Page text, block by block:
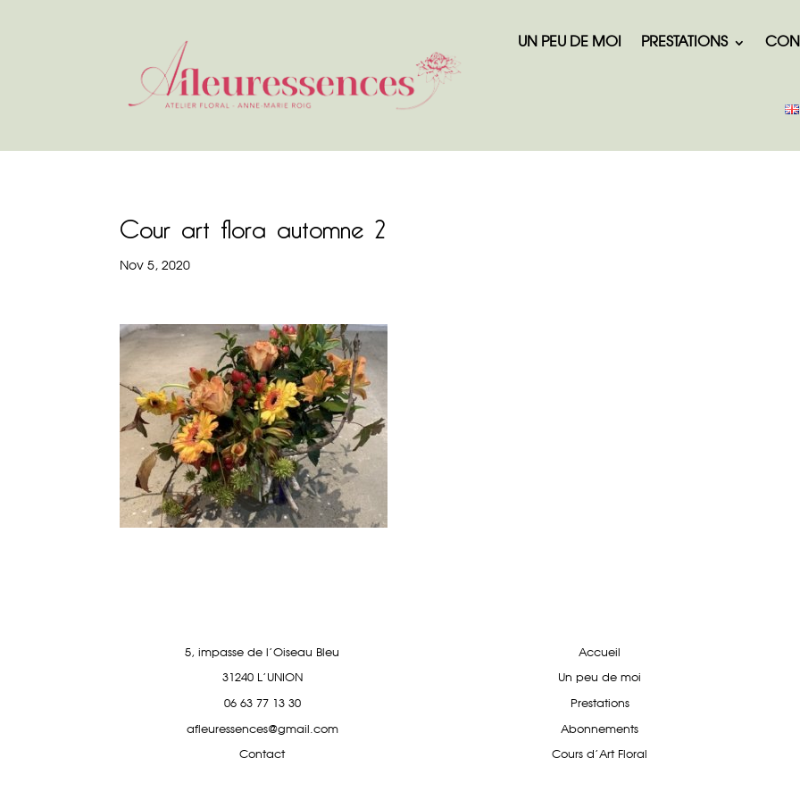
UN PEU DE MOI PRESTATIONS
Cour art flora automne 2
Nov 5, 2020
5, impasse de l'Oiseau Bleu
31240 L'UNION
06 63 77 13 30
afleuressences@gmail.com
Contact
Accueil
Un peu de moi
Prestations
Abonnements
Cours d'Art Floral